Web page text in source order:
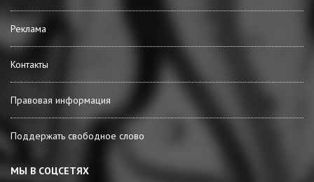
Реклама
Контакты
Правовая информация
Поддержать свободное слово
МЫ В СОЦСЕТЯХ